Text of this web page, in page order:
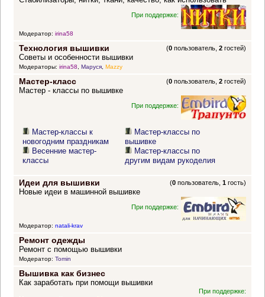
При поддержке:
Модератор: irina58
Технология вышивки (0 пользователь,2 гостей)
Советы и особенности вышивки
Модераторы: irina58, Маруся, Mazzy
Мастер-класс (0 пользователь,2 гостей)
Мастер - классы по вышивке
При поддержке:
Мастер-классы к
новогодним праздникам
Весенние мастер-
классы
Мастер-классы по
вышивке
Мастер-классы по
другим видам рукоделия
Идеи для вышивки (0 пользователь,1 гость)
Новые идеи в машинной вышивке
При поддержке:
Модератор: natali-krav
Ремонт одежды
Ремонт с помощью вышивки
Модератор: Tomin
Вышивка как бизнес
Как заработать при помощи вышивки
При поддержке: